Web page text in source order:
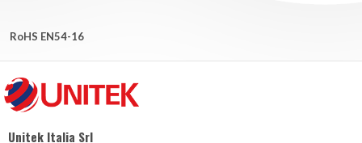
RoHS EN54-16
Unitek Italia Srl